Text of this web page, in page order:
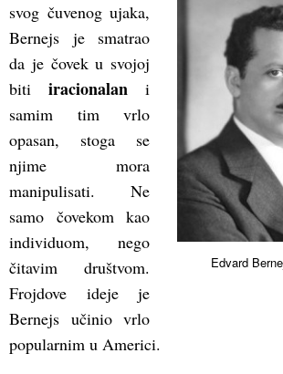
Edvard
svog čuvenog ujaka,
Bernejs je smatrao
da je čovek u svojoj
biti iracionalan i
samim tim vrlo
opasan, stoga se
njime mora
manipulisati. Ne
samo čovekom kao
individuom, nego
čitavim društvom.
Frojdove ideje je
Bernejs učinio vrlo
popularnim u Americi.